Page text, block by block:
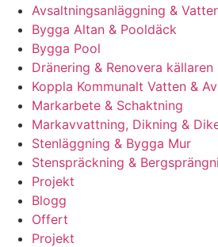
Avsaltningsanläggning &
Bygga Altan & Pooldäck
Bygga Pool
Dränering & Renovera källaren
Koppla Kommunalt Vatten &
Markarbete & Schaktning
Markavvattning, Dikning &
Stenläggning & Bygga Mur
Stenspräckning &
Projekt
Blogg
Offert
Projekt